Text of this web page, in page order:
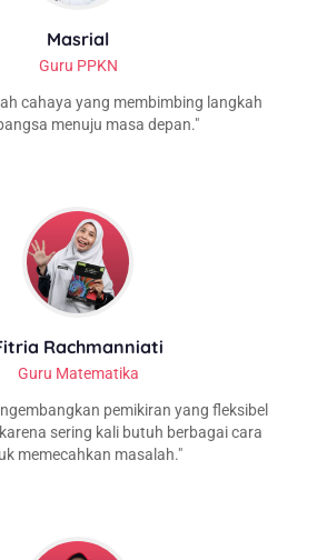
Masrial
Guru PPKN
cahaya yang membimbing langkah
menuju masa depan.
Rachmanniati
Guru Matematika
pemikiran yang fleksibel
sering kali butuh berbagai cara
memecahkan masalah.